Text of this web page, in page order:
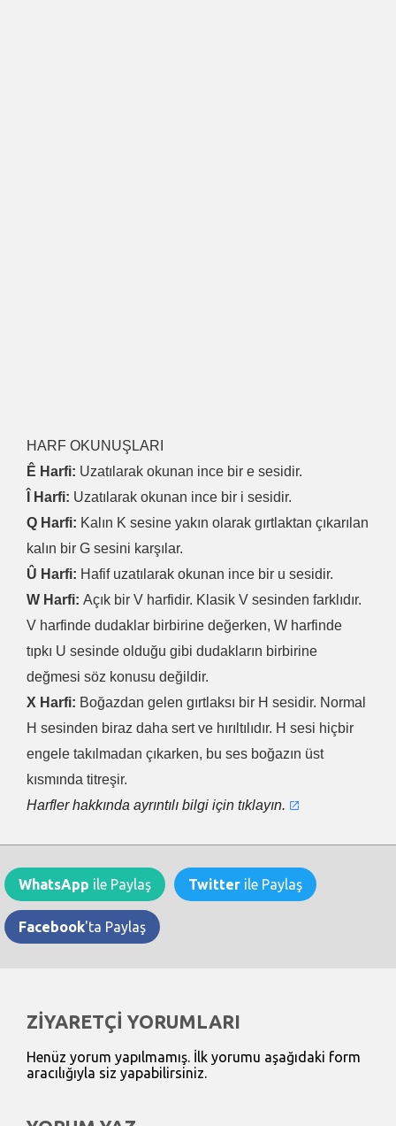
HARF OKUNUŞLARI
Ê Harfi: Uzatılarak okunan ince bir e sesidir.
Î Harfi: Uzatılarak okunan ince bir i sesidir.
Q Harfi: Kalın K sesine yakın olarak gırtlaktan çıkarılan
kalın bir G sesini karşılar.
Û Harfi: Hafif uzatılarak okunan ince bir u sesidir.
W Harfi: Açık bir V harfidir. Klasik V sesinden farklıdır.
V harfinde dudaklar birbirine değerken, W harfinde
tıpkı U sesinde olduğu gibi dudakların birbirine
değmesi söz konusu değildir.
X Harfi: Boğazdan gelen gırtlaksı bir H sesidir. Normal
H sesinden biraz daha sert ve hırıltılıdır. H sesi hiçbir
engele takılmadan çıkarken, bu ses boğazın üst
kısmında titreşir.
Harfler hakkında ayrıntılı bilgi için tıklayın.
WhatsApp ile Paylaş Twitter ile Paylaş
Facebook'ta Paylaş
ZİYARETÇİ YORUMLARI
Henüz yorum yapılmamış. İlk yorumu aşağıdaki form
aracılığıyla siz yapabilirsiniz.